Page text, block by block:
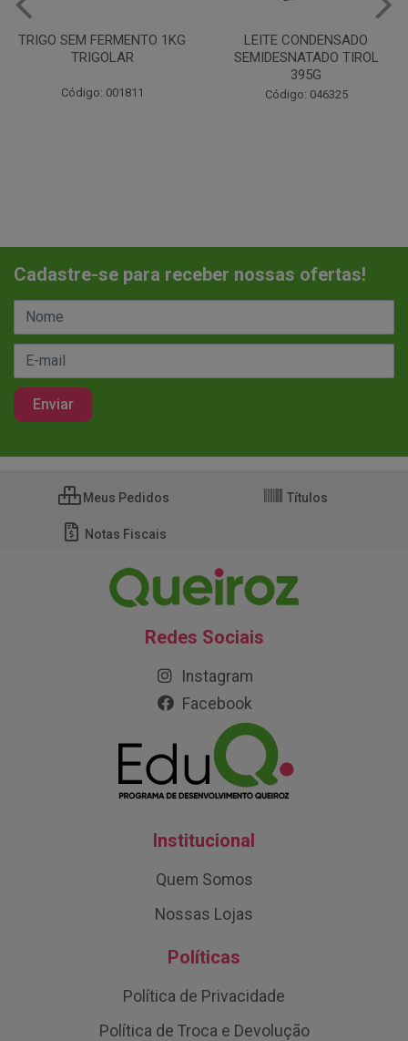
LEITE CONDENSADO
SEMIDESNATADO TIROL
Código: 046325
CHANTILINHO EM PO 400G
MIX
Código: 037442
Cadastre-se para receber nossas ofertas!
Meus Pedidos Títulos
Notas Fiscais
Redes Sociais
Instagram
Facebook
Institucional
Quem Somos
Nossas Lojas
Políticas
Política de Privacidade
Política de Troca e Devolução